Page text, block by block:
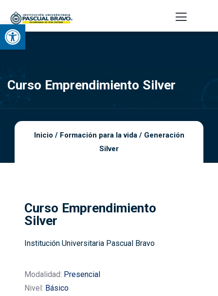
Abrir barra de herramientas
Curso Emprendimiento Silver
Inicio / Formación para la vida/ Generación
Silver
Curso Emprendimiento
Silver
Institución Universitaria Pascual Bravo
Modalidad: Presencial
Nivel: Básico